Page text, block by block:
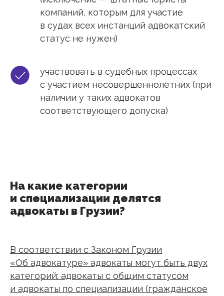
компаний, которым для участие
в судах всех инстанций адвокатский
статус не нужен)
участвовать в судебных процессах
с участием несовершеннолетних (при
наличии у таких адвокатов
соответствующего допуска)
На какие категории
и специализации делятся
адвокаты в Грузии?
В соответствии с Законом Грузии
«Об адвокатуре» адвокаты могут быть двух
категорий: адвокаты с общим статусом
и адвокаты по специализации (гражданское